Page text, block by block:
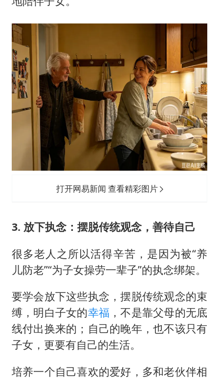
打开网易新闻 查看精彩图片
3. 放下执念：摆脱传统观念，善待自己
很多老人之所以活得辛苦，是因为被“养
儿防老”“为子女操劳一辈子”的执念绑架。
要学会放下这些执念，摆脱传统观念的束
缚，明白子女的幸福 ，不是靠父母的无底
线付出换来的；自己的晚年，也不该只有
子女，更要有自己的生活。
培养一个自己喜欢的爱好，多和老伙伴相